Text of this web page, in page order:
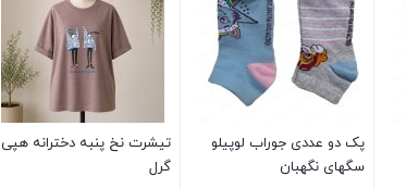
پک دو عددی جوراب لوپیلو
سگهای نگهبان
تیشرت نخ پنبه دخترانه هپی
گرل